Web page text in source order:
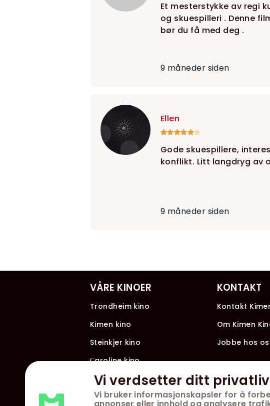
Vi verdsetter ditt privatliv
Vi bruker informasjonskapsler for å
Et mesterstykke av regi
og skuespilleri . Denne
bør du få med deg .
9 måneder siden
Ellen
Gode skuespillere,
konflikt. Litt langdryg av
9 måneder siden
VÅRE KINOER
Trondheim kino
Kimen kino
Steinkjer kino
Сaroline kino
KONTAKT
Kontakt
Om Kimen
Jobbe hos